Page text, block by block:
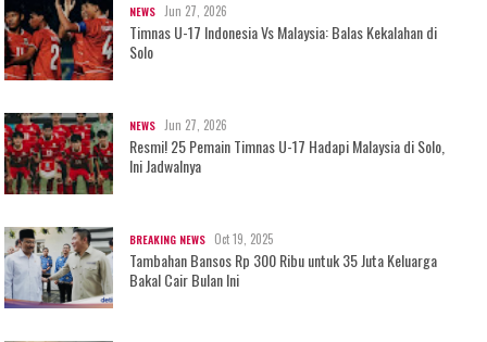
NEWS Jun 27, 2026
Timnas U-17 Indonesia Vs Malaysia: Balas Kekalahan di
Solo
NEWS Jun 27, 2026
Resmi! 25 Pemain Timnas U-17 Hadapi Malaysia di Solo,
Ini Jadwalnya
BREAKING NEWS Oct 19, 2025
Tambahan Bansos Rp 300 Ribu untuk 35 Juta Keluarga
Bakal Cair Bulan Ini